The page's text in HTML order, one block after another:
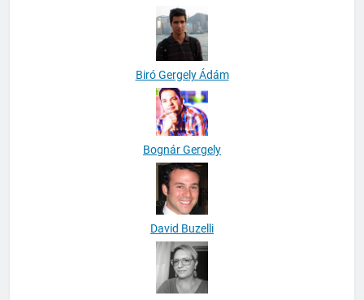
Biró Gergely Ádám
Bognár Gergely
David Buzelli